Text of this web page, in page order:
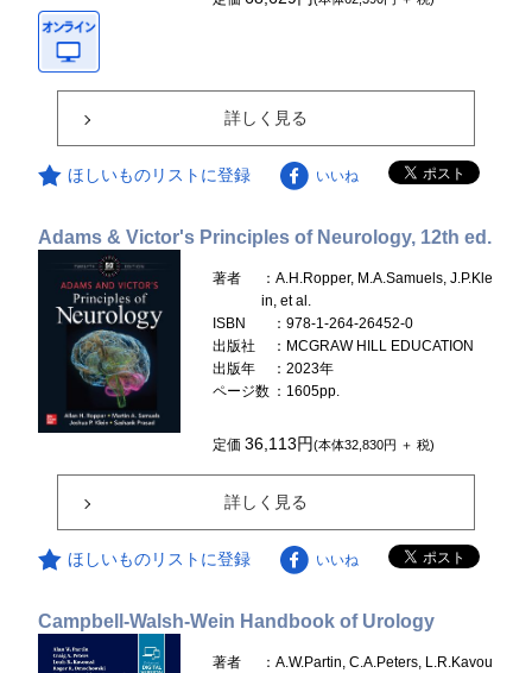
詳しく見る
ほしいものリストに登録 いいね
Adams & Victor's Principles of Neurology, 12th ed.
著者
：A.H.Ropper, M.A.Samuels, J.P.Kle
in, et al.
ISBN
：978-1-264-26452-0
出版社
：MCGRAW HILL EDUCATION
出版年
：2023年
ページ数 ：1605pp.
定価36,113円(本体32,830円 ＋ 税)
詳しく見る
ほしいものリストに登録 いいね
Campbell-Walsh-Wein Handbook of Urology
著者
：A.W.Partin, C.A.Peters, L.R.Kavou